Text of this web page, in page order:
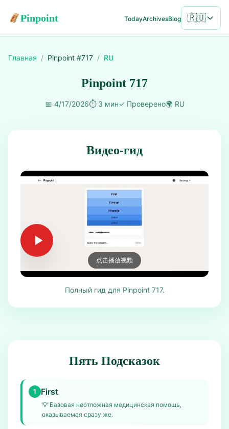
Pinpoint TodayArchivesBlog 🇷🇺
Главная / Pinpoint #717 / RU
Pinpoint 717
📅 4/17/2026⏱️ 3 мин✓ Проверено🌍 RU
Видео-гид
点击播放视频
Полный гид для Pinpoint 717.
Пять Подсказок
1 First
💡 Базовая неотложная медицинская помощь,
оказываемая сразу же.